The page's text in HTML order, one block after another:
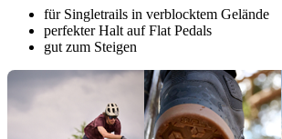
für Singletrails in verblocktem Gelände
perfekter Halt auf Flat Pedals
gut zum Steigen